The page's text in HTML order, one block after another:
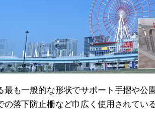
最も一般的な形状でサポート手摺や公
の落下防止柵など巾広く使用されてい